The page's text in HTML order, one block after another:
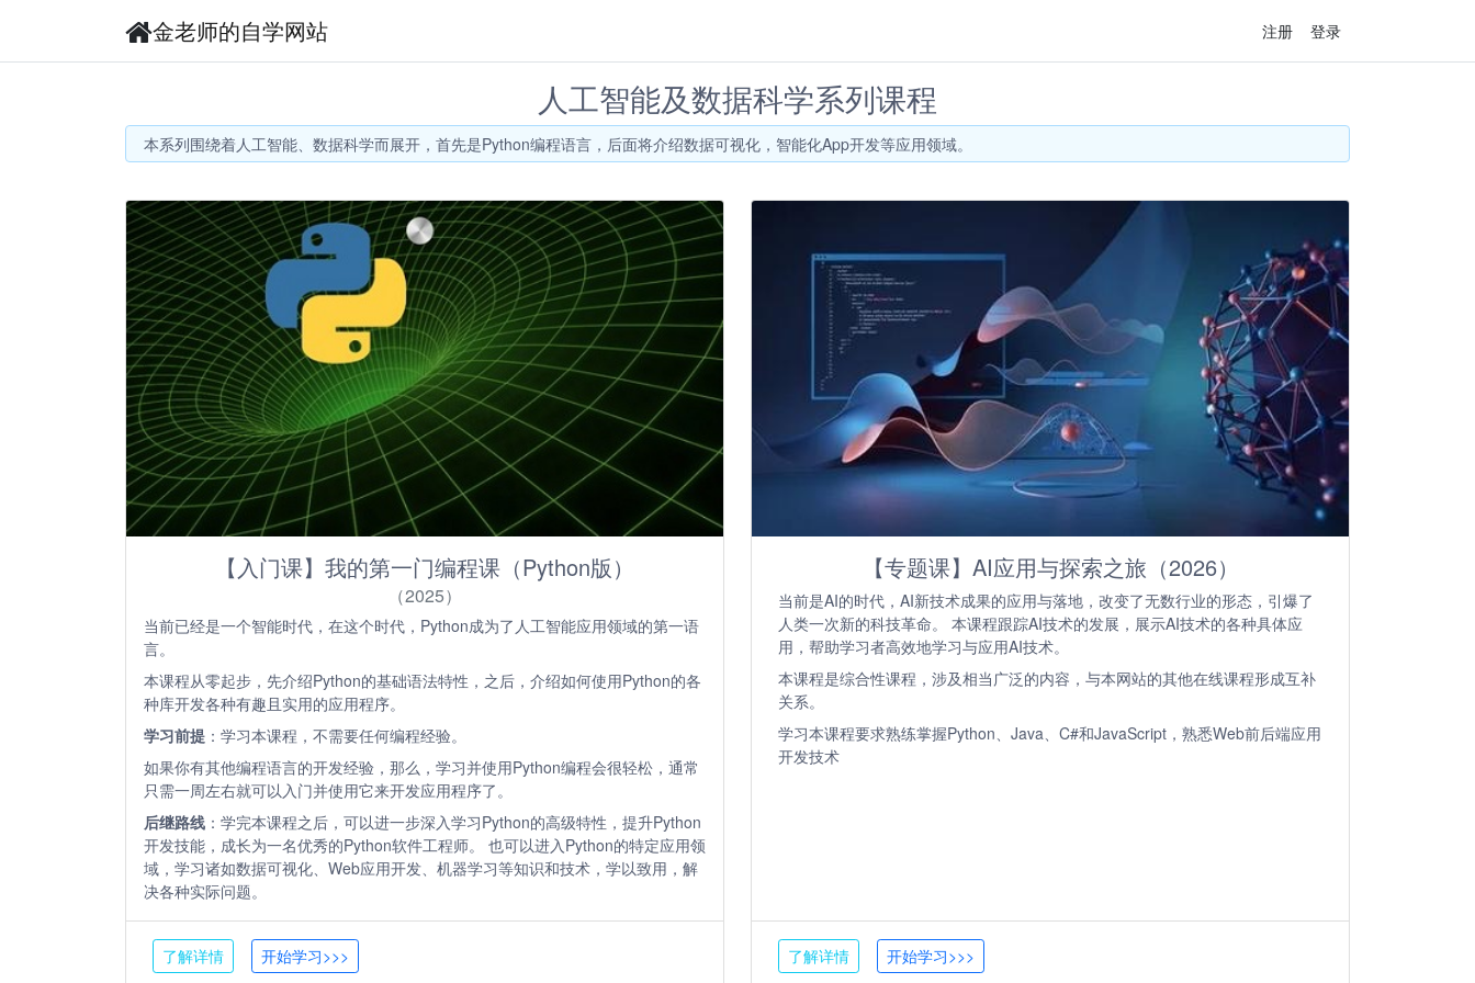
金老师的自学网站 注册 登录
人工智能及数据科学系列课程
本系列围绕着人工智能、数据科学而展开，首先是Python编程语言，后面将介绍数据可视化，智能化App开发等应用领域。
【入门课】我的第一门编程课（Python版）
（2025）
当前已经是一个智能时代，在这个时代，Python成为了人工智能应用领域的第一语
言。
本课程从零起步，先介绍Python的基础语法特性，之后，介绍如何使用Python的各
种库开发各种有趣且实用的应用程序。
学习前提 ：学习本课程，不需要任何编程经验。
如果你有其他编程语言的开发经验，那么，学习并使用Python编程会很轻松，通常
只需一周左右就可以入门并使用它来开发应用程序了。
后继路线 ：学完本课程之后，可以进一步深入学习Python的高级特性，提升Python
开发技能，成长为一名优秀的Python软件工程师。 也可以进入Python的特定应用领
域，学习诸如数据可视化、Web应用开发、机器学习等知识和技术，学以致用，解
决各种实际问题。
了解详情 开始学习>>>
【专题课】AI应用与探索之旅（2026）
当前是AI的时代，AI新技术成果的应用与落地，改变了无数行业的形态，引爆了
人类一次新的科技革命。 本课程跟踪AI技术的发展，展示AI技术的各种具体应
用，帮助学习者高效地学习与应用AI技术。
本课程是综合性课程，涉及相当广泛的内容，与本网站的其他在线课程形成互补
关系。
学习本课程要求熟练掌握Python、Java、C#和JavaScript，熟悉Web前后端应用
开发技术
了解详情 开始学习>>>